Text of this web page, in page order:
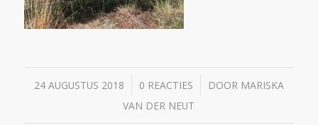
24 AUGUSTUS 2018
/ 0 REACTIES
/ DOOR MARISKA
VAN DER NEUT